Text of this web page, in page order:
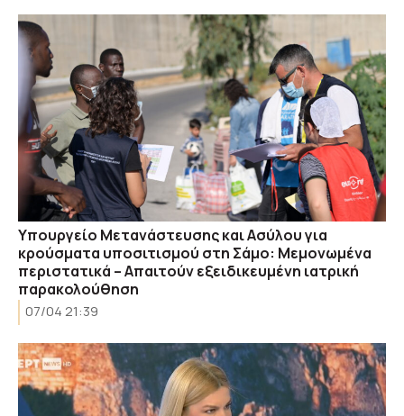
Υπουργείο Μετανάστευσης και Ασύλου για
κρούσματα υποσιτισμού στη Σάμο: Μεμονωμένα
περιστατικά – Aπαιτούν εξειδικευμένη ιατρική
παρακολούθηση
07/04 21:39